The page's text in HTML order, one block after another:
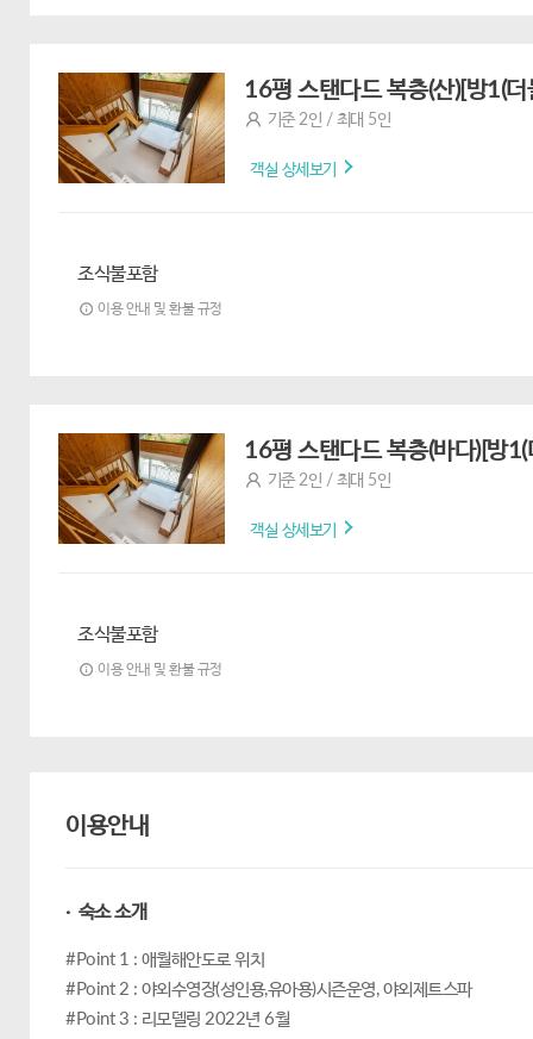
16평 스탠다드 복층(산)[방1(
기준 2인 / 최대 5인
객실 상세보기
조식불포함
이용 안내 및 환불 규정
16평 스탠다드 복층(바다)[방
기준 2인 / 최대 5인
객실 상세보기
조식불포함
이용 안내 및 환불 규정
이용안내
· 숙소 소개
#Point 1 : 애월해안도로 위치
#Point 2 : 야외수영장(성인용,유아용)시즌운영, 야외제트스파
#Point 3 : 리모델링 2022년 6월